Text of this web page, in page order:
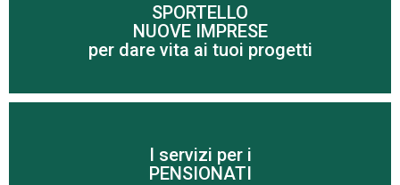
SPORTELLO
NUOVE IMPRESE
per dare vita ai tuoi progetti
Scopri di più
I servizi per i
PENSIONATI
Scopri di più